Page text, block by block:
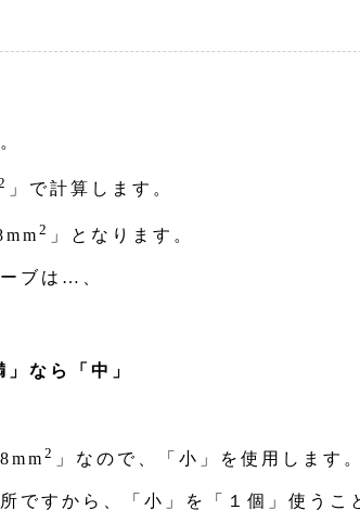
」で計算します。
2 」となります。
ブは…、
」なら「中」
2 」なので、「小」を使用します。
すから、「小」を「１個」使うこ